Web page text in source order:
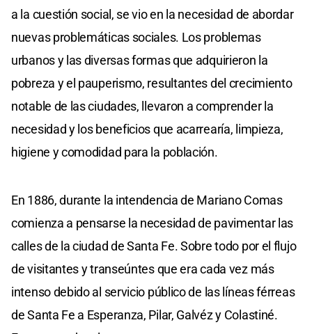
a la cuestión social, se vio en la necesidad de abordar
nuevas problemáticas sociales. Los problemas
urbanos y las diversas formas que adquirieron la
pobreza y el pauperismo, resultantes del crecimiento
notable de las ciudades, llevaron a comprender la
necesidad y los beneficios que acarrearía, limpieza,
higiene y comodidad para la población.
En 1886, durante la intendencia de Mariano Comas
comienza a pensarse la necesidad de pavimentar las
calles de la ciudad de Santa Fe. Sobre todo por el flujo
de visitantes y transeúntes que era cada vez más
intenso debido al servicio público de las líneas férreas
de Santa Fe a Esperanza, Pilar, Galvéz y Colastiné.